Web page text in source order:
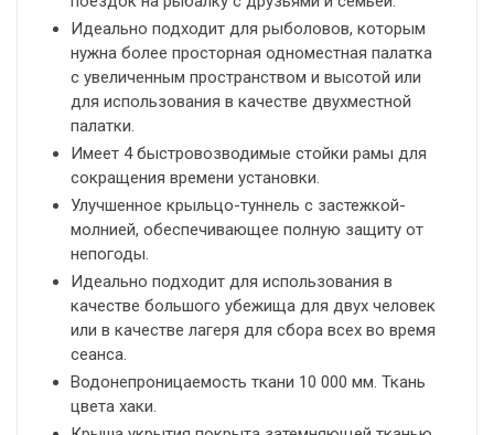
Идеально подходит для рыболовов, которым
нужна более просторная одноместная палатка
с увеличенным пространством и высотой или
для использования в качестве двухместной
палатки.
Имеет 4 быстровозводимые стойки рамы для
сокращения времени установки.
Улучшенное крыльцо-туннель с застежкой-
молнией, обеспечивающее полную защиту от
непогоды.
Идеально подходит для использования в
качестве большого убежища для двух человек
или в качестве лагеря для сбора всех во время
сеанса.
Водонепроницаемость ткани 10 000 мм. Ткань
цвета хаки.